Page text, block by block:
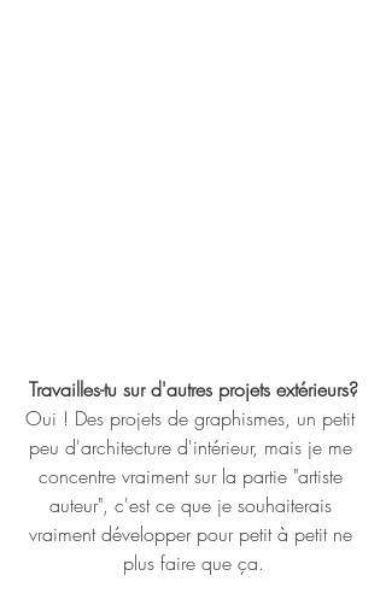
Travailles-tu sur d'autres projets extérieurs?
Oui ! Des projets de graphismes, un petit
peu d'architecture d'intérieur, mais je me
concentre vraiment sur la partie "artiste
auteur", c'est ce que je souhaiterais
vraiment développer pour petit à petit ne
plus faire que ça.